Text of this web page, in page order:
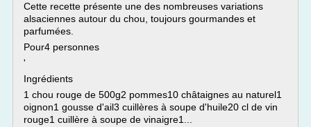
Cette recette présente une des nombreuses variations
alsaciennes autour du chou, toujours gourmandes et
parfumées.
Pour4 personnes
'
Ingrédients
1 chou rouge de 500g2 pommes10 châtaignes au naturel1
oignon1 gousse d'ail3 cuillères à soupe d'huile20 cl de vin
rouge1 cuillère à soupe de vinaigre1...